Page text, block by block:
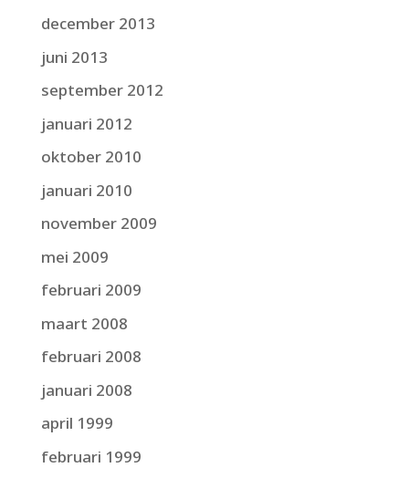
december 2013
juni 2013
september 2012
januari 2012
oktober 2010
januari 2010
november 2009
mei 2009
februari 2009
maart 2008
februari 2008
januari 2008
april 1999
februari 1999